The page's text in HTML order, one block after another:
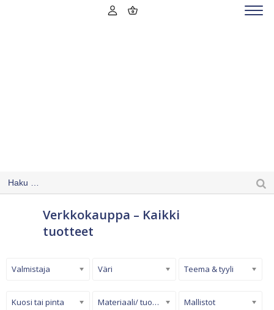
Verkkokauppa – Kaikki
tuotteet
Valmistaja Väri Teema & tyyli
Kuosi tai pinta Materiaali/ tuotetyyppi Mallistot